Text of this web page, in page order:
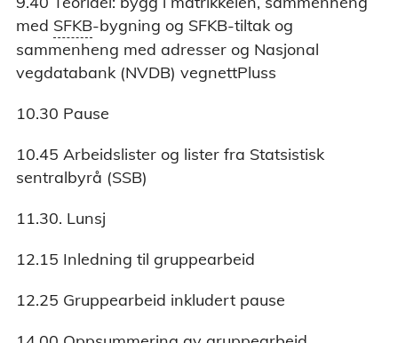
med SFKB
kartdatabase (SFKB) er et
der kartdata fra kommunene blir direkte
database i Kartverket. Kartdatabasen
til ferske og kvalitetssikrede data.
-bygning og SFKB-tiltak og
sammenheng med adresser og Nasjonal
vegdatabank (NVDB) vegnettPluss
10.30 Pause
10.45 Arbeidslister og lister fra Statsistisk
sentralbyrå (SSB)
11.30. Lunsj
12.15 Inledning til gruppearbeid
12.25 Gruppearbeid inkludert pause